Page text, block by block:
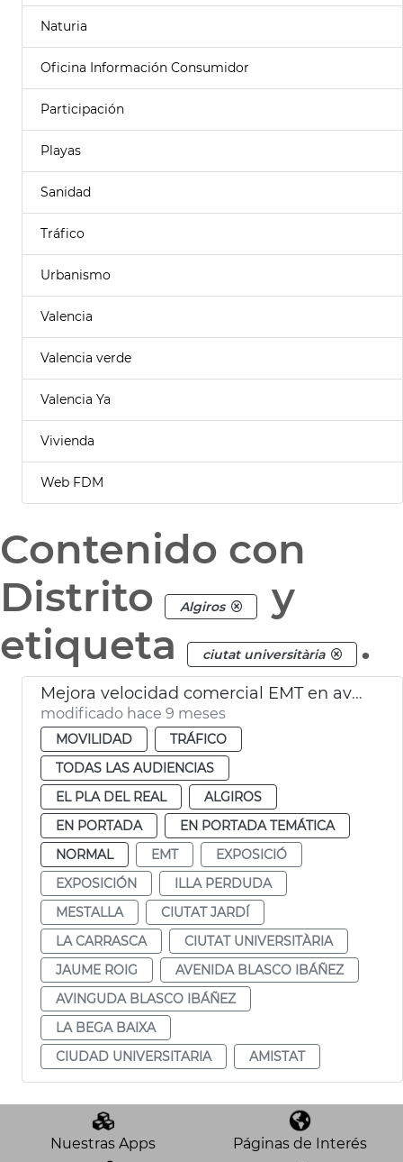
Naturia
Oficina Información Consumidor
Participación
Playas
Sanidad
Tráfico
Urbanismo
Valencia
Valencia verde
Valencia Ya
Vivienda
Web FDM
Contenido con
Distrito
Algiros
y
etiqueta
ciutat universitària .
Mejora velocidad comercial EMT en avenida Blasco IBÁÑEZ València
modificado hace 9 meses
MOVILIDAD
TRÁFICO
TODAS LAS AUDIENCIAS
EL PLA DEL REAL
ALGIROS
EN PORTADA
EN PORTADA TEMÁTICA
NORMAL
EMT
EXPOSICIÓ
EXPOSICIÓN
ILLA PERDUDA
MESTALLA
CIUTAT JARDÍ
LA CARRASCA
CIUTAT UNIVERSITÀRIA
JAUME ROIG
AVENIDA BLASCO IBÁÑEZ
AVINGUDA BLASCO IBÁÑEZ
LA BEGA BAIXA
CIUDAD UNIVERSITARIA
AMISTAT
Nuestras Apps Páginas de Interés